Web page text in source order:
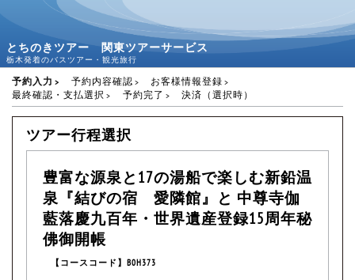
とちのきツアー 関東ツアーサービス
栃木発着のバスツアー・観光旅行
予約入力 予約内容確認
お客様情報登録
最終確認・支払選択
予約完了 決済（選択時）
ツアー行程選択
豊富な源泉と17の湯船で楽しむ新鉛温
泉『結びの宿 愛隣館』と 中尊寺伽
藍落慶九百年・世界遺産登録15周年秘
佛御開帳
【コースコード】B0H373